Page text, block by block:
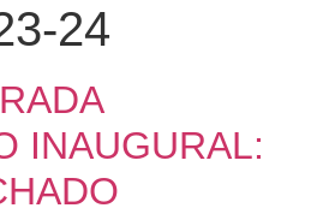
24
INAUGURAL: